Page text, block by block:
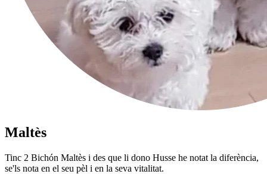
Maltès
Tinc 2 Bichón Maltès i des que li dono Husse he notat la diferència,
se'ls nota en el seu pèl i en la seva vitalitat.